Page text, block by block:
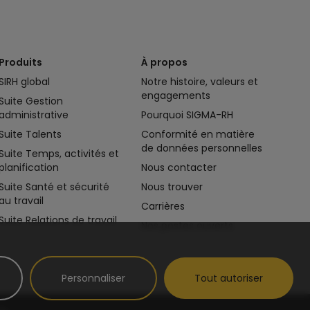
Produits
SIRH global
Suite Gestion
administrative
Suite Talents
Suite Temps, activités et
Suite Santé et sécurité
au travail
Relations de travail
À propos
Notre histoire, valeurs et
engagements
Pourquoi SIGMA-RH
Conformité en matière
de données personnelles
Nous contacter
Nous trouver
Carrières
Nos postes ouverts
Personnaliser Tout autoriser